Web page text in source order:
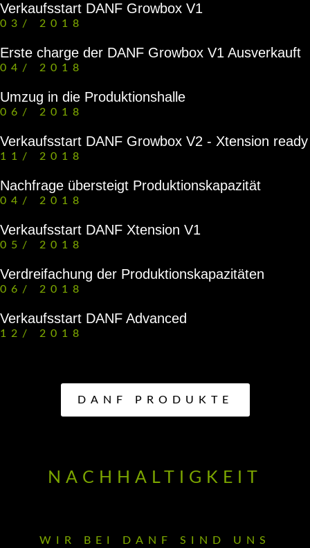
Verkaufsstart DANF Growbox V1
03/ 2018
Erste charge der DANF Growbox V1 Ausverkauft
04/ 2018
Umzug in die Produktionshalle
06/ 2018
Verkaufsstart DANF Growbox V2 - Xtension ready
11/ 2018
Nachfrage übersteigt Produktionskapazität
04/ 2018
Verkaufsstart DANF Xtension V1
05/ 2018
Verdreifachung der Produktionskapazitäten
06/ 2018
Verkaufsstart DANF Advanced
12/ 2018
DANF PRODUKTE
NACHHALTIGKEIT
WIR BEI DANF SIND UNS